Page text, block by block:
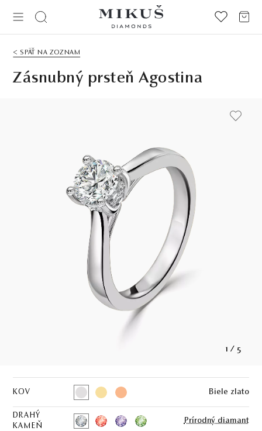
< SPÄŤ NA ZOZNAM
Zásnubný prsteň Agostina
1 / 5
KOV Biele zlato
DRAHÝ
KAMEŇ
Prírodný diamant